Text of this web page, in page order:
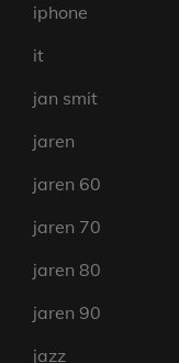
iphone
it
jan smit
jaren
jaren 60
jaren 70
jaren 80
jaren 90
jazz